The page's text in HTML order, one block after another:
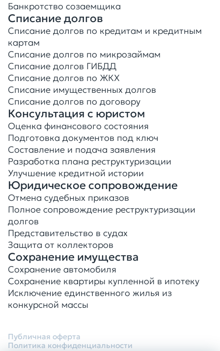
Банкротство созаемщика
Списание долгов
Списание долгов по кредитам и кредитным
картам
Списание долгов по микрозаймам
Списание долгов ГИБДД
Списание долгов по ЖКХ
Списание имущественных долгов
Списание долгов по договору
Консультация с юристом
Оценка финансового состояния
Подготовка документов под ключ
Составление и подача заявления
Разработка плана реструктуризации
Улучшение кредитной истории
Юридическое сопровождение
Отмена судебных приказов
Полное сопровождение реструктуризации
долгов
Представительство в судах
Защита от коллекторов
Сохранение имущества
Сохранение автомобиля
Сохранение квартиры купленной в ипотеку
Исключение единственного жилья из
конкурсной массы
Публичная оферта
Политика конфиденциальности